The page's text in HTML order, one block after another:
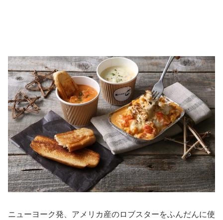
ニューヨーク発、アメリカ産のロブスターをふんだんに使